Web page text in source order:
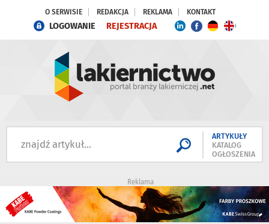
O SERWISIE REDAKCJA REKLAMA KONTAKT
LOGOWANIE REJESTRACJA
ARTYKUŁY
KATALOG
OGŁOSZENIA
Reklama